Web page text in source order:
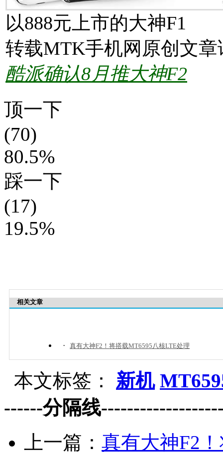
以888元上市的大神F1
转载MTK手机网原创文
酷派确认8月推大神F2
顶一下
(70)
80.5%
踩一下
(17)
19.5%
相关文章
· 真有大神F2！将搭载MT6595八核LTE处理
本文标签： 新机
------分隔线
上一篇： 真有大神F2